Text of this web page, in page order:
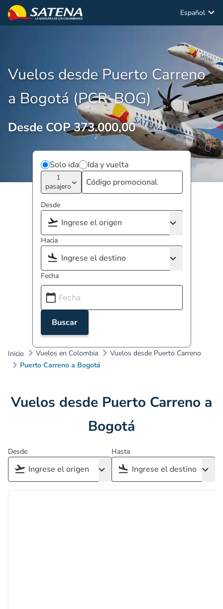
Español
Vuelos desde Puerto Carreno
a Bogotá (PCR-BOG)
Desde COP 373.000,00
Solo ida Ida y vuelta
1
pasajero
Desde
Hacia
Fecha
Buscar
Inicio Vuelos en Colombia
Vuelos desde Puerto Carreno
Puerto Carreno a Bogotá
Vuelos desde Puerto Carreno a
Bogotá
Desde Hasta